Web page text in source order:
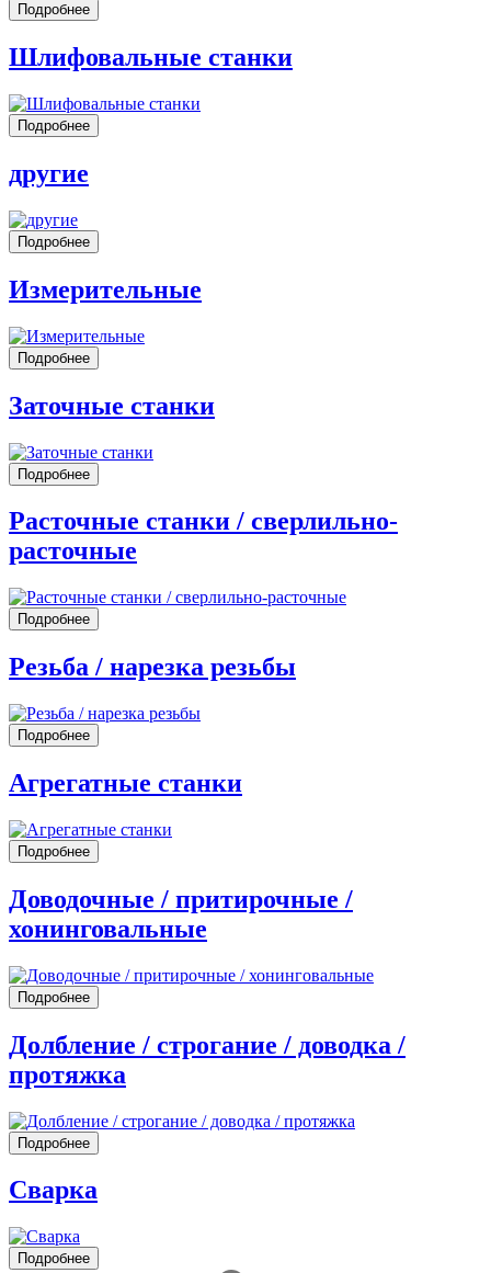
Подробнее
Шлифовальные станки
Подробнее
другие
Подробнее
Измерительные
Подробнее
Заточные станки
Подробнее
Расточные станки / сверлильно-
расточные
Подробнее
Резьба / нарезка резьбы
Подробнее
Агрегатные станки
Подробнее
Доводочные / притирочные /
хонинговальные
Подробнее
Долбление / строгание / доводка /
протяжка
Подробнее
Сварка
Подробнее